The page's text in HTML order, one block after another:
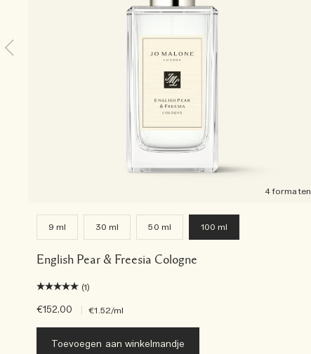
4 formaten
9 ml 30 ml 50 ml 100 ml
English Pear & Freesia Cologne
(1)
€152.00 €1.52/ml
Toevoegen aan winkelmandje